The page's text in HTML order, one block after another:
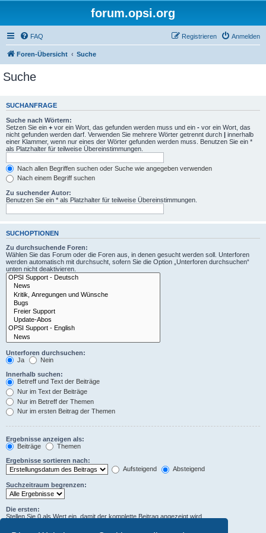
forum.opsi.org
FAQ Anmelden
Registrieren
Foren-Übersicht Suche
Suche
SUCHANFRAGE
Suche nach Wörtern:
Setzen Sie ein + vor ein Wort, das gefunden werden muss und ein - vor ein Wort, das
nicht gefunden werden darf. Verwenden Sie mehrere Wörter getrennt durch | innerhalb
einer Klammer, wenn nur eines der Wörter gefunden werden muss. Benutzen Sie ein *
als Platzhalter für teilweise Übereinstimmungen.
Nach allen Begriffen suchen oder Suche wie angegeben verwenden
Nach einem Begriff suchen
Zu suchender Autor:
Benutzen Sie ein * als Platzhalter für teilweise Übereinstimmungen.
SUCHOPTIONEN
Zu durchsuchende Foren:
Wählen Sie das Forum oder die Foren aus, in denen gesucht werden soll. Unterforen
werden automatisch mit durchsucht, sofern Sie die Option „Unterforen durchsuchen“
unten nicht deaktivieren.
Unterforen durchsuchen:
Ja
Nein
Innerhalb suchen:
Betreff und Text der Beiträge
Nur im Text der Beiträge
Nur im Betreff der Themen
Nur im ersten Beitrag der Themen
Ergebnisse anzeigen als:
Beiträge
Themen
Ergebnisse sortieren nach:
Aufsteigend
Absteigend
Suchzeitraum begrenzen:
Die ersten:
Stellen Sie 0 als Wert ein, damit der komplette Beitrag angezeigt wird.